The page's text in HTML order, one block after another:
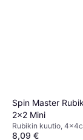
Spin Master
2x2 Mini
Rubikin kuutio,
8,09 €